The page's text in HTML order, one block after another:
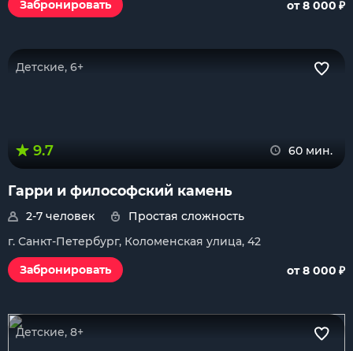
Забронировать
от 8 000 ₽
Детские, 6+
9.7 60 мин.
Гарри и философский камень
2-7 человек
Простая сложность
г. Санкт-Петербург, Коломенская улица, 42
Забронировать
от 8 000 ₽
Детские, 8+